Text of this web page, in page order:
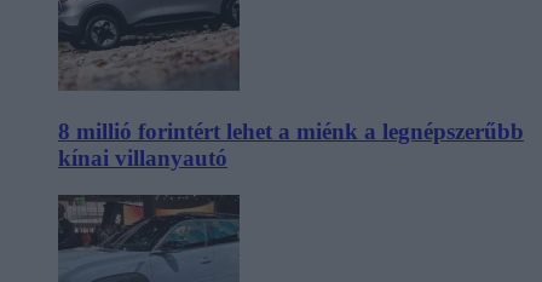
8 millió forintért lehet a miénk a legnépszerűbb
kínai villanyautó